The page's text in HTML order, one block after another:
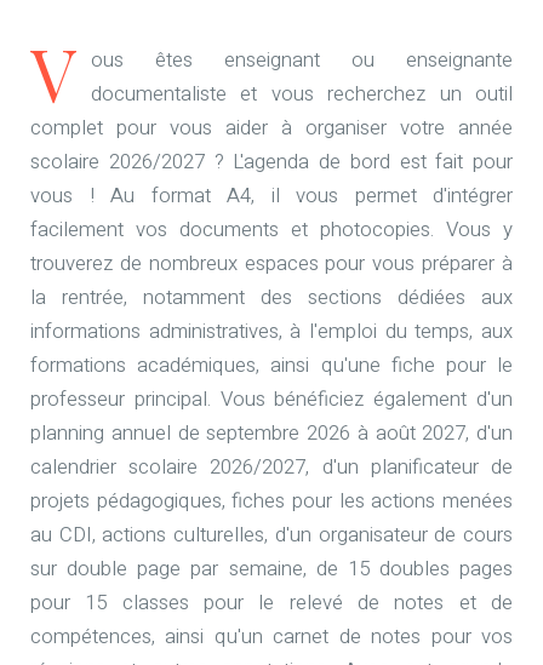
V ous êtes enseignant ou enseignante
documentaliste et vous recherchez un outil
complet pour vous aider à organiser votre année
scolaire 2026/2027 ? L'agenda de bord est fait pour
vous ! Au format A4, il vous permet d'intégrer
facilement vos documents et photocopies. Vous y
trouverez de nombreux espaces pour vous préparer à
la rentrée, notamment des sections dédiées aux
informations administratives, à l'emploi du temps, aux
formations académiques, ainsi qu'une fiche pour le
professeur principal. Vous bénéficiez également d'un
planning annuel de septembre 2026 à août 2027, d'un
calendrier scolaire 2026/2027, d'un planificateur de
projets pédagogiques, fiches pour les actions menées
au CDI, actions culturelles, d'un organisateur de cours
sur double page par semaine, de 15 doubles pages
pour 15 classes pour le relevé de notes et de
compétences, ainsi qu'un carnet de notes pour vos